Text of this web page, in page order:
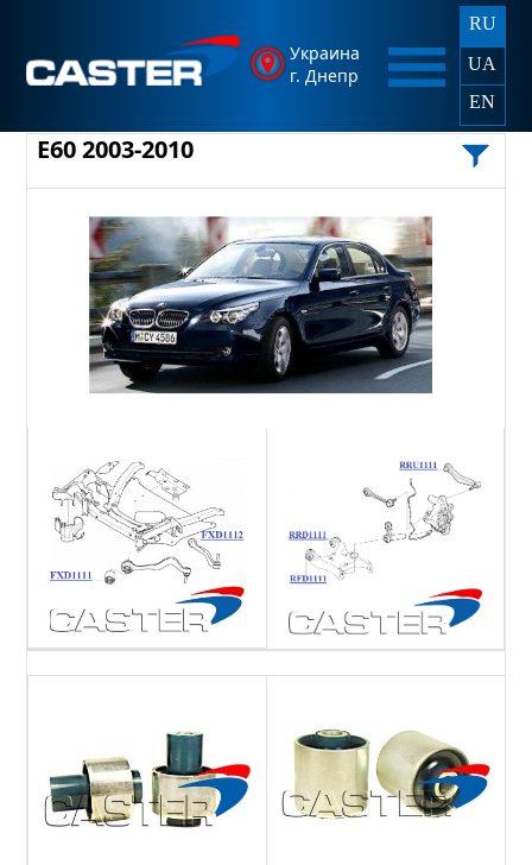
Украина
г. Днепр
RU
UA
EN
E60 2003-2010